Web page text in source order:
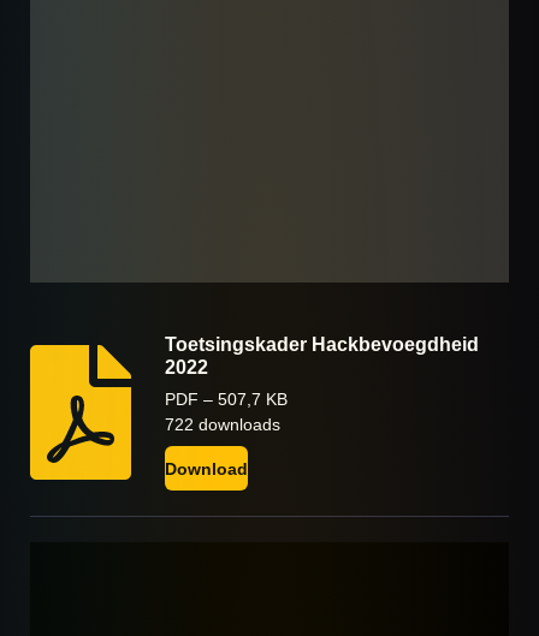
Toetsingskader Hackbevoegdheid
2022
PDF – 507,7 KB
722 downloads
Download